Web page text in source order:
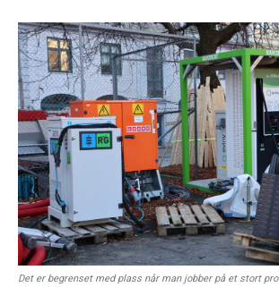
Det er begrenset med plass når man jobber på et stort